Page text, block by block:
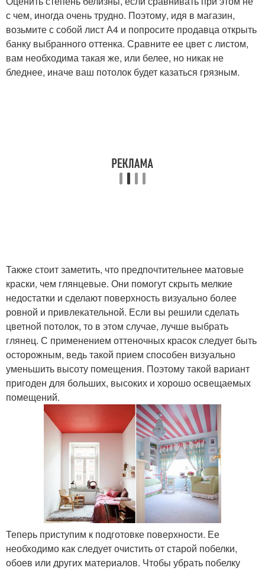
с чем, иногда очень трудно. Поэтому, идя в магазин,
возьмите с собой лист А4 и попросите продавца открыть
банку выбранного оттенка. Сравните ее цвет с листом,
вам необходима такая же, или белее, но никак не
бледнее, иначе ваш потолок будет казаться грязным.
Также стоит заметить, что предпочтительнее матовые
краски, чем глянцевые. Они помогут скрыть мелкие
недостатки и сделают поверхность визуально более
ровной и привлекательной. Если вы решили сделать
цветной потолок, то в этом случае, лучше выбрать
глянец. С применением оттеночных красок следует быть
осторожным, ведь такой прием способен визуально
уменьшить высоту помещения. Поэтому такой вариант
пригоден для больших, высоких и хорошо освещаемых
помещений.
Теперь приступим к подготовке поверхности. Ее
необходимо как следует очистить от старой побелки,
обоев или других материалов. Чтобы убрать побелку